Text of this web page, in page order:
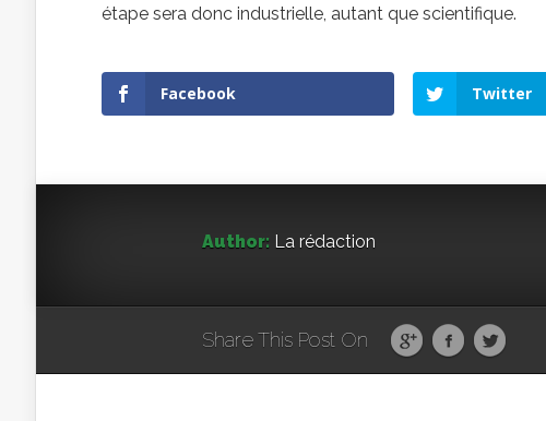
étape sera donc industrielle, autant que scientifique.
Facebook Twitter
Author: La rédaction
Share This Post On